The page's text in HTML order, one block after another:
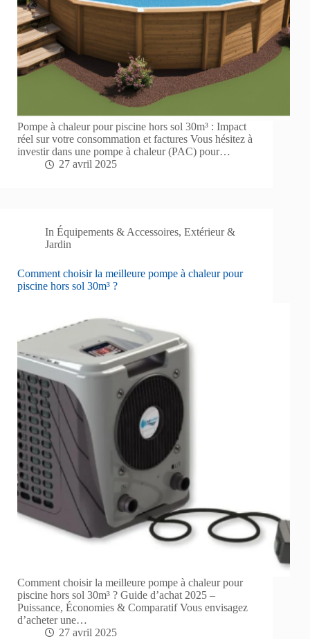
Pompe à chaleur pour piscine hors sol 30m³ : Impact
réel sur votre consommation et factures Vous hésitez à
investir dans une pompe à chaleur (PAC) pour…
27 avril 2025
In Équipements & Accessoires,Extérieur &
Jardin
Comment choisir la meilleure pompe à chaleur pour
piscine hors sol 30m³ ?
Comment choisir la meilleure pompe à chaleur pour
piscine hors sol 30m³ ? Guide d’achat 2025 –
Puissance, Économies & Comparatif Vous envisagez
d’acheter une…
27 avril 2025